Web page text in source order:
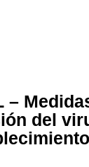
–
del